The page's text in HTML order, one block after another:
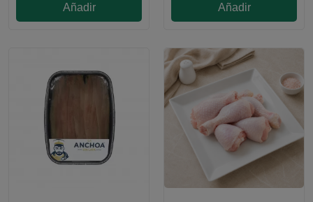
Añadir Añadir